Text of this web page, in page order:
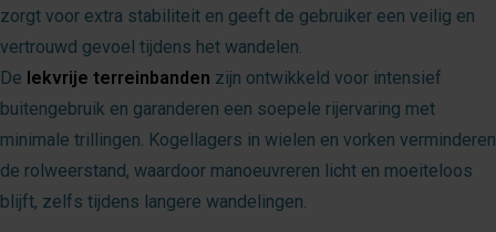
zorgt voor extra stabiliteit en geeft de gebruiker een veilig en
vertrouwd gevoel tijdens het wandelen.
De lekvrije terreinbanden zijn ontwikkeld voor intensief
buitengebruik en garanderen een soepele rijervaring met
minimale trillingen. Kogellagers in wielen en vorken verminderen
de rolweerstand, waardoor manoeuvreren licht en moeiteloos
blijft, zelfs tijdens langere wandelingen.